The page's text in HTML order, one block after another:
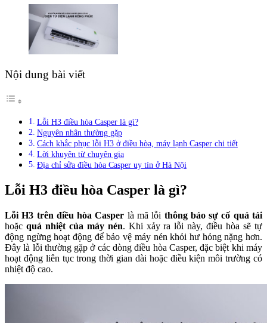
Nội dung bài viết
Lỗi H3 điều hòa Casper là gì?
Nguyên nhân thường gặp
Cách khắc phục lỗi H3 ở điều hòa, máy lạnh Casper chi tiết
Lời khuyên từ chuyên gia
Địa chỉ sửa điều hòa Casper uy tín ở Hà Nội
Lỗi H3 điều hòa Casper là gì?
Lỗi H3 trên điều hòa Casper là mã lỗi thông báo sự cố quá tải
hoặc quá nhiệt của máy nén. Khi xảy ra lỗi này, điều hòa sẽ tự
động ngừng hoạt động để bảo vệ máy nén khỏi hư hỏng nặng hơn.
Đây là lỗi thường gặp ở các dòng điều hòa Casper, đặc biệt khi máy
hoạt động liên tục trong thời gian dài hoặc điều kiện môi trường có
nhiệt độ cao.